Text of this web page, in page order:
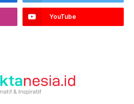
YouTube